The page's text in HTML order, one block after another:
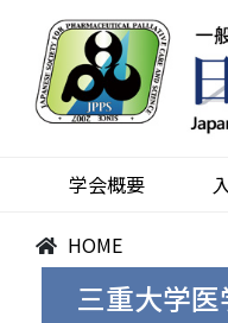
学会概要
HOME
三重大学